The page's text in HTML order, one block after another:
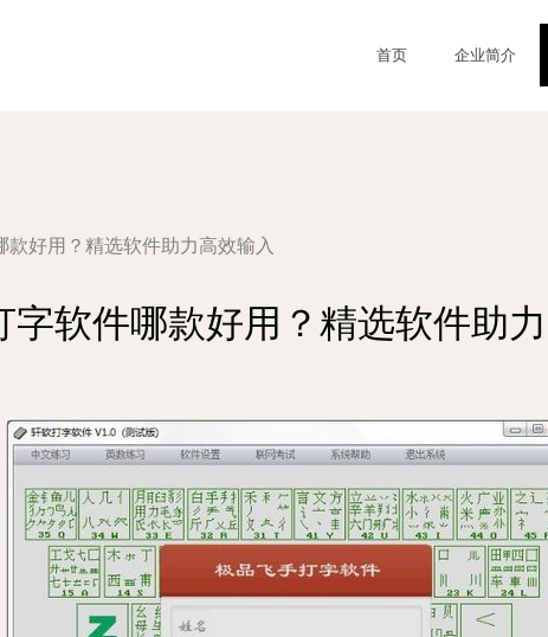
首页 企业简介
款好用？精选软件助力高效输入
字软件哪款好用？精选软件助